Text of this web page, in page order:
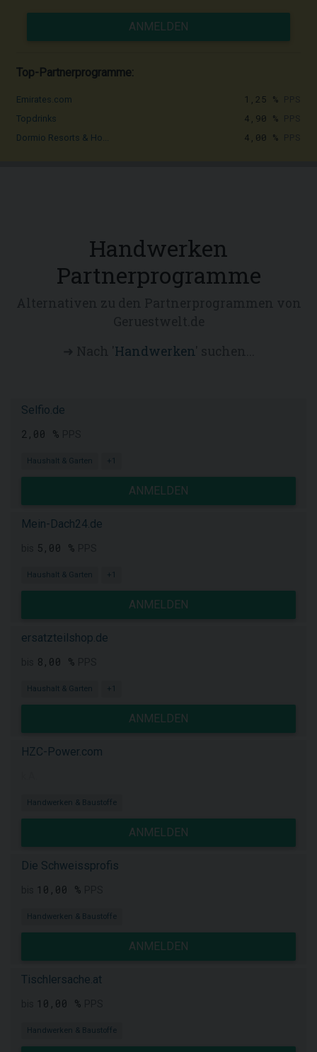
ANMELDEN
Top-Partnerprogramme:
Emirates.com 1,25 %
Topdrinks 4,90 %
Dormio Resorts & Ho... 4,00 %
Handwerken
Partnerprogramme
Handwerken' suchen...
Selfio.de
2,00 %
Haushalt & Garten +1
ANMELDEN
Mein-Dach24.de
5,00 %
Haushalt & Garten +1
ANMELDEN
ersatzteilshop.de
8,00 %
Haushalt & Garten +1
ANMELDEN
HZC-Power.com
Handwerken & Baustoffe
ANMELDEN
Die Schweissprofis
10,00 %
Handwerken & Baustoffe
ANMELDEN
Tischlersache.at
10,00 %
Handwerken & Baustoffe